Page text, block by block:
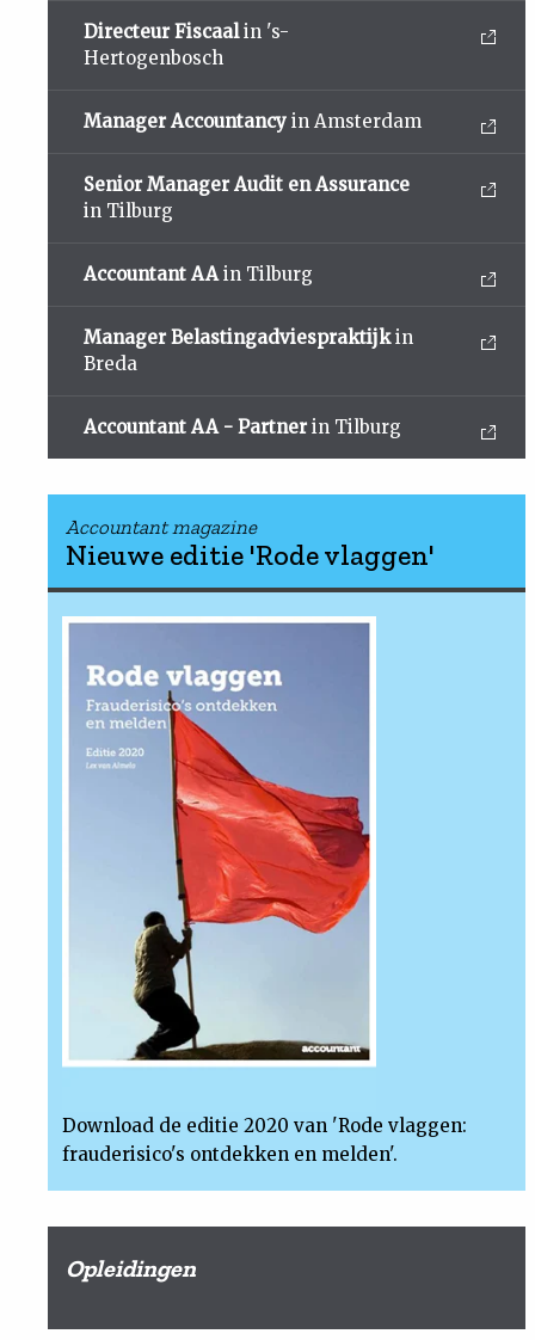
Directeur Fiscaalin 's-
Hertogenbosch
Manager Accountancy in Amsterdam
Senior Manager Audit en Assurance
in Tilburg
Accountant AAin Tilburg
Manager Belastingadviespraktijkin
Breda
Accountant AA - Partner in Tilburg
Accountant magazine
Nieuwe editie 'Rode vlaggen'
Download de editie 2020 van 'Rode vlaggen:
frauderisico's ontdekken en melden'.
Opleidingen